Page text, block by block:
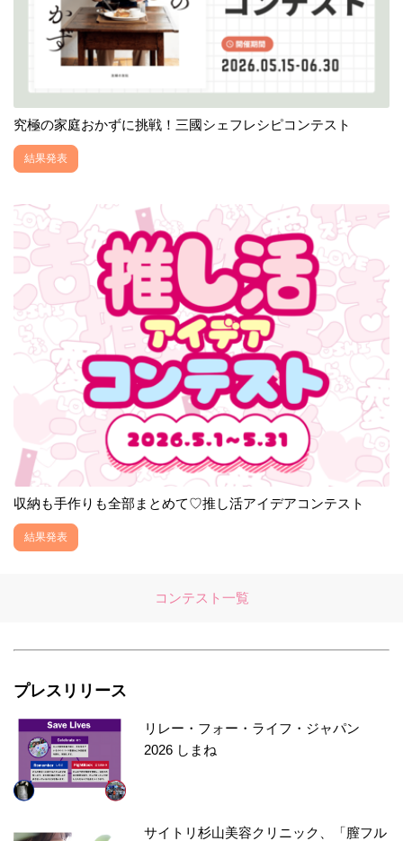
究極の家庭おかずに挑戦！三國シェフレシピコンテスト
結果発表
収納も手作りも全部まとめて♡推し活アイデアコンテスト
結果発表
コンテスト一覧
プレスリリース
リレー・フォー・ライフ・ジャパン
2026 しまね
サイトリ杉山美容クリニック、「膣フル